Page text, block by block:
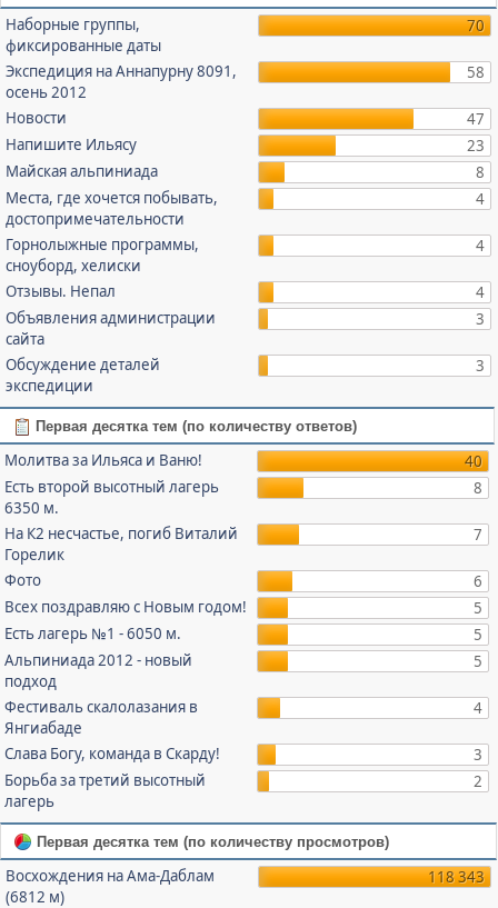
Наборные группы,
фиксированные даты
70
Экспедиция на Аннапурну 8091,
осень 2012
58
Новости
47
Напишите Ильясу
23
Майская альпиниада
8
Места, где хочется побывать,
достопримечательности
4
Горнолыжные программы,
сноуборд, хелиски
4
Отзывы. Непал
4
Объявления администрации
сайта
3
Обсуждение деталей
экспедиции
3
Первая десятка тем (по количеству ответов)
Молитва за Ильяса и Ваню!
40
Есть второй высотный лагерь
6350 м.
8
На К2 несчастье, погиб Виталий
Горелик
7
Фото
6
Всех поздравляю с Новым годом!
5
Есть лагерь №1 - 6050 м.
5
Альпиниада 2012 - новый
подход
5
Фестиваль скалолазания в
Янгиабаде
4
Слава Богу, команда в Скарду!
3
Борьба за третий высотный
лагерь
2
Первая десятка тем (по количеству просмотров)
Восхождения на Ама-Даблам
(6812 м)
118 343